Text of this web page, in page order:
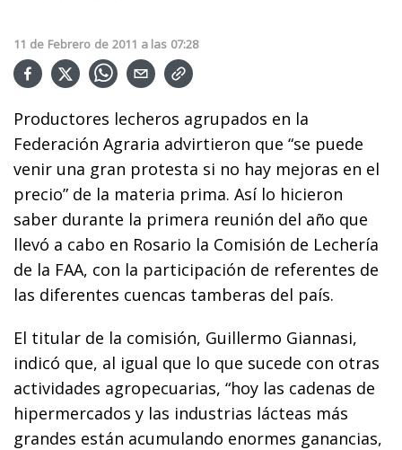
11 de Febrero de 2011 a las 07:28
Productores lecheros agrupados en la
Federación Agraria advirtieron que “se puede
venir una gran protesta si no hay mejoras en el
precio” de la materia prima. Así lo hicieron
saber durante la primera reunión del año que
llevó a cabo en Rosario la Comisión de Lechería
de la FAA, con la participación de referentes de
las diferentes cuencas tamberas del país.
El titular de la comisión, Guillermo Giannasi,
indicó que, al igual que lo que sucede con otras
actividades agropecuarias, “hoy las cadenas de
hipermercados y las industrias lácteas más
grandes están acumulando enormes ganancias,